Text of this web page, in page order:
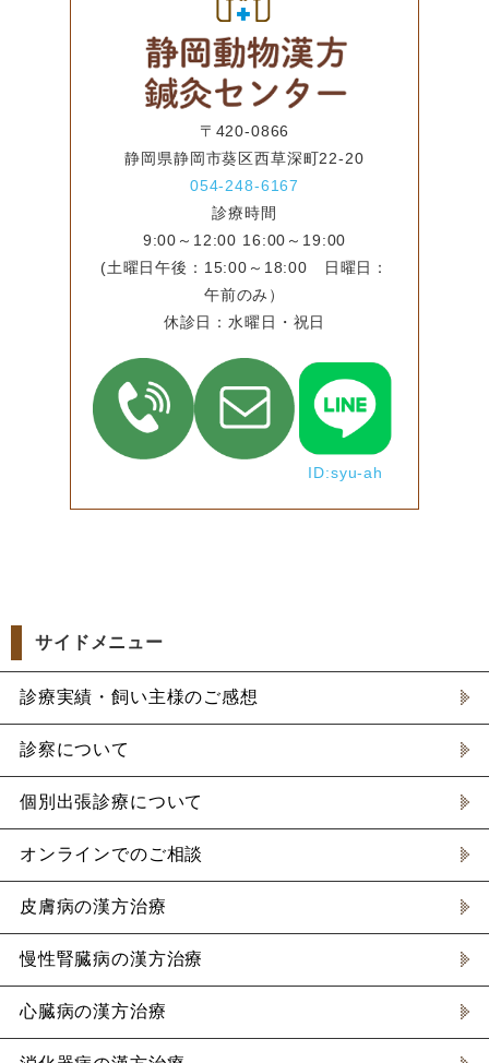
〒420-0866
静岡県静岡市葵区西草深町22-20
054-248-6167
診療時間
9:00～12:00 16:00～19:00
(土曜日午後：15:00～18:00 日曜日：
午前のみ）
休診日：水曜日・祝日
ID:syu-ah
サイドメニュー
診療実績・飼い主様のご感想
診察について
個別出張診療について
オンラインでのご相談
皮膚病の漢方治療
慢性腎臓病の漢方治療
心臓病の漢方治療